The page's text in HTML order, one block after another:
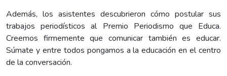
Además, los asistentes descubrieron cómo postular sus
trabajos periodísticos al Premio Periodismo que Educa.
Creemos firmemente que comunicar también es educar.
Súmate y entre todos pongamos a la educación en el centro
de la conversación.